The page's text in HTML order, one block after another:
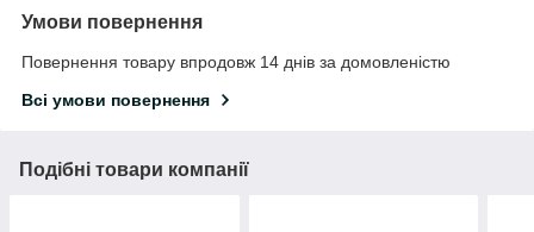
Умови повернення
Повернення товару впродовж 14 днів за домовленістю
Всі умови повернення
Подібні товари компанії